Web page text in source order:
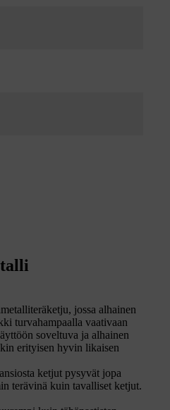
jossa alhainen
turvahampaalla vaativaan
soveltuva ja alhainen
erityisen hyvin likaisen
ketjut pysyvät jopa
terävinä kuin tavalliset ketjut.